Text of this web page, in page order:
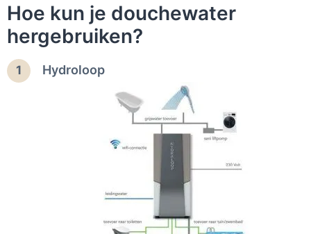
Hoe kun je douchewater
hergebruiken?
1 Hydroloop